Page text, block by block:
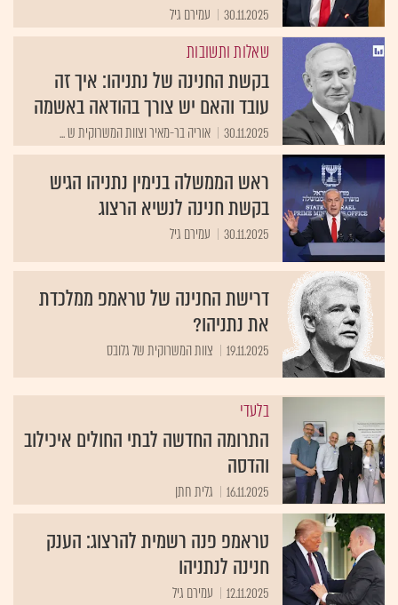
30.11.2025 עמירם גיל
שאלות ותשובות
בקשת החנינה של נתניהו: איך זה
עובד והאם יש צורך בהודאה באשמה
30.11.2025 אוריה בר-מאיר וצוות המשרוקית ש ...
ראש הממשלה בנימין נתניהו הגיש
בקשת חנינה לנשיא הרצוג
30.11.2025 עמירם גיל
דרישת החנינה של טראמפ ממלכדת
את נתניהו?
19.11.2025 צוות המשרוקית של גלובס
בלעדי
התרומה החדשה לבתי החולים איכילוב
והדסה
16.11.2025 גלית חתן
טראמפ פנה רשמית להרצוג: הענק
חנינה לנתניהו
12.11.2025 עמירם גיל